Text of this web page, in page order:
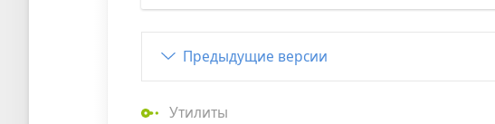
Предыдущие версии
Утилиты